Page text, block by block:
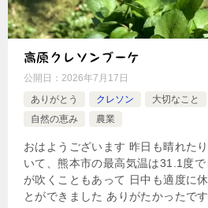
高原クレソンブーケ
公開日： 2026年7月17日
ありがとう
クレソン 大切なこと
自然の恵み
農業
おはようございます 昨日も晴れた
いて、熊本市の最高気温は31.1度
が吹くこともあって 日中も適度に
とができました ありがたかったで